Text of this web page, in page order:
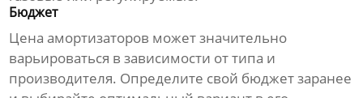
Бюджет
Ценаамортизаторов может значительно
варьироваться в зависимости от типа и
производителя. Определите свой бюджет заранее